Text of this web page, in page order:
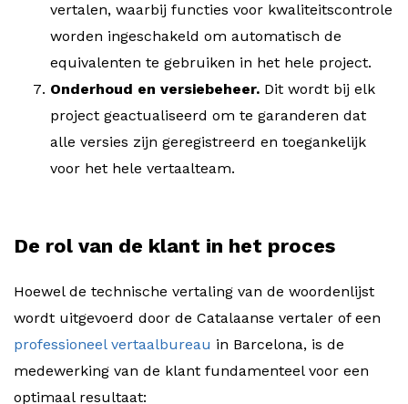
vertalen, waarbij functies voor kwaliteitscontrole
worden ingeschakeld om automatisch de
equivalenten te gebruiken in het hele project.
Onderhoud en versiebeheer. Dit wordt bij elk
project geactualiseerd om te garanderen dat
alle versies zijn geregistreerd en toegankelijk
voor het hele vertaalteam.
De rol van de klant in het proces
Hoewel de technische vertaling van de woordenlijst
wordt uitgevoerd door de Catalaanse vertaler of een
professioneel vertaalbureau in Barcelona, is de
medewerking van de klant fundamenteel voor een
optimaal resultaat: